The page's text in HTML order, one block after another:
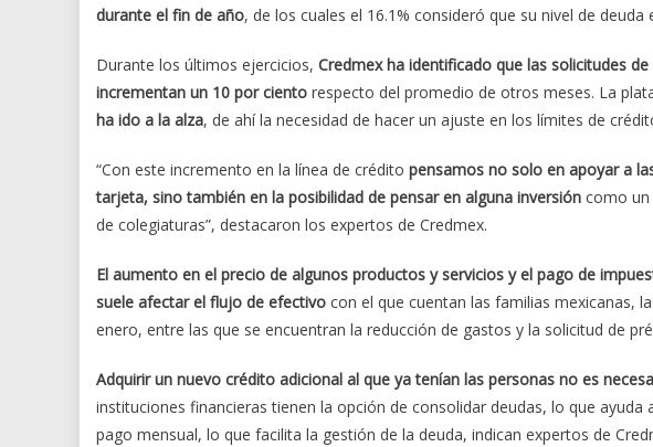
durante el fin de año, de los cuales el 16.1% consideró que su nivel de deuda
Durante los últimos ejercicios, Credmex ha identificado que las solicitudes
incrementan un 10 por ciento respecto del promedio de otros meses. La
ha ido a la alza, de ahí la necesidad de hacer un ajuste en los límites de
“Con este incremento en la línea de crédito pensamos no solo en apoyar a
tarjeta, sino también en la posibilidad de pensar en alguna inversión como
de colegiaturas”, destacaron los expertos de Credmex.
El aumento en el precio de algunos productos y servicios y el pago de
suele afectar el flujo de efectivo con el que cuentan las familias mexicanas,
enero, entre las que se encuentran la reducción de gastos y la solicitud de
Adquirir un nuevo crédito adicional al que ya tenían las personas no es
instituciones financieras tienen la opción de consolidar deudas, lo que
pago mensual, lo que facilita la gestión de la deuda, indican expertos de